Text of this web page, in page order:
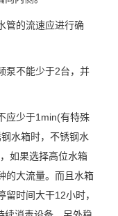
管的流速应进行确
泵不能少于2台，并
应少于1min(有特殊
水箱时，不锈钢水
如果选择高位水箱
的大流量。而且水箱
时间大干12小时，